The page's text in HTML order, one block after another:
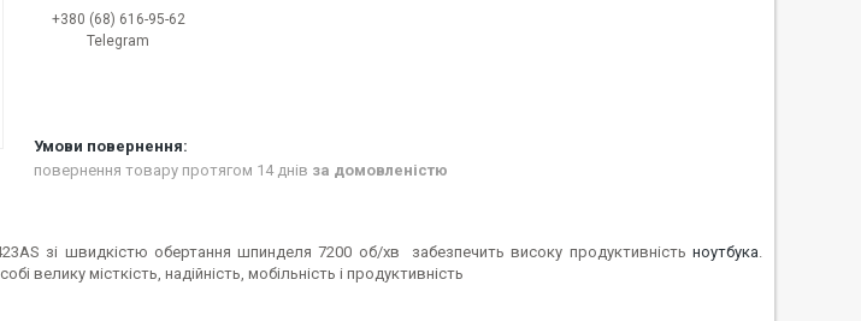
+380 (68) 616-95-62
Telegram
повернення товару протягом 14 днів за домовленістю
зі швидкістю обертання шпинделя 7200 об/хв забезпечить високу продуктивність ноутбука.
велику місткість, надійність, мобільність і продуктивність